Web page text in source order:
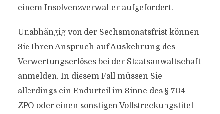
einem Insolvenzverwalter aufgefordert.
Unabhängig von der Sechsmonatsfrist können
Sie Ihren Anspruch auf Auskehrung des
Verwertungserlöses bei der Staatsanwaltschaft
anmelden. In diesem Fall müssen Sie
allerdings ein Endurteil im Sinne des § 704
ZPO oder einen sonstigen Vollstreckungstitel